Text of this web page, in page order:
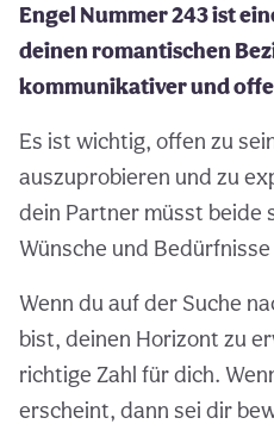
Engel Nummer 243 ist
deinen romantischen
kommunikativer und
Es ist wichtig, offen zu
auszuprobieren und zu
dein Partner müsst beide
Wünsche und
Wenn du auf der Suche
bist, deinen Horizont zu
richtige Zahl für dich.
erscheint, dann sei dir